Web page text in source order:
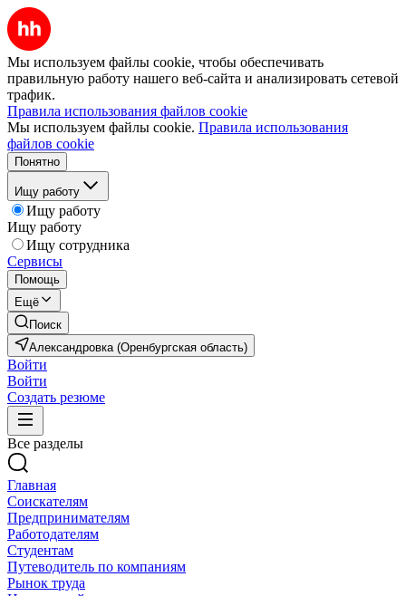
Мы используем файлы cookie, чтобы обеспечивать
правильную работу нашего веб-сайта и анализировать сетевой
трафик.
Правила использования файлов cookie
Мы используем файлы cookie. Правила использования
файлов cookie
Понятно
Ищу работу
Ищу работу
Ищу работу
Ищу сотрудника
Сервисы
Помощь
Ещё
Поиск
Александровка (Оренбургская область)
Войти
Войти
Создать резюме
Все разделы
Главная
Соискателям
Предпринимателям
Работодателям
Студентам
Путеводитель по компаниям
Рынок труда